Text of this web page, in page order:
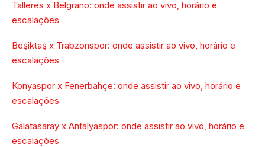
Talleres x Belgrano: onde assistir ao vivo, horário e
escalações
Beşiktaş x Trabzonspor: onde assistir ao vivo, horário e
escalações
Konyaspor x Fenerbahçe: onde assistir ao vivo, horário e
escalações
Galatasaray x Antalyaspor: onde assistir ao vivo, horário e
escalações